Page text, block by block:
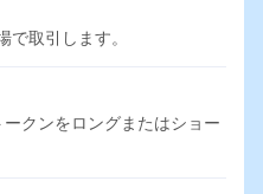
で取引します。
クンをロングまたはショー